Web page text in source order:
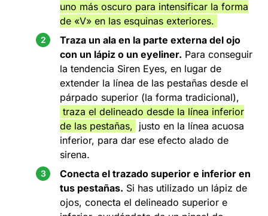
uno más oscuro para intensificar la forma
de «V» en las esquinas exteriores.
Traza un ala en la parte externa del ojo
con un lápiz o un eyeliner. Para conseguir
la tendencia Siren Eyes, en lugar de
extender la línea de las pestañas desde el
párpado superior (la forma tradicional),
traza el delineado desde la línea inferior
de las pestañas, justo en la línea acuosa
inferior, para dar ese efecto alado de
sirena.
Conecta el trazado superior e inferior en
tus pestañas. Si has utilizado un lápiz de
ojos, conecta el delineado superior e